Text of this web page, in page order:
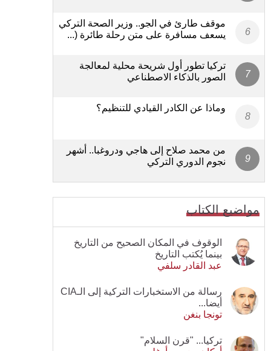
موقف طارئ في الجو.. وزير الصحة التركي
يسعف مسافرة على متن رحلة طائرة (...
تركيا تطور أول شريحة محلية لمعالجة
الصور بالذكاء الاصطناعي
وماذا عن الكادر القيادي للتنظيم؟
من محمد صلاح إلى هاجي ودروغبا.. أشهر
نجوم الدوري التركي
مواضيع الكتاب
الوقوف في المكان الصحيح من التاريخ
بينما يُكتب التاريخ
عبد القادر سلفي
رسالة من الاستخبارات التركية إلى الـCIA
أيضا...
تونجا بنغن
تركيا... "قرن السلام"